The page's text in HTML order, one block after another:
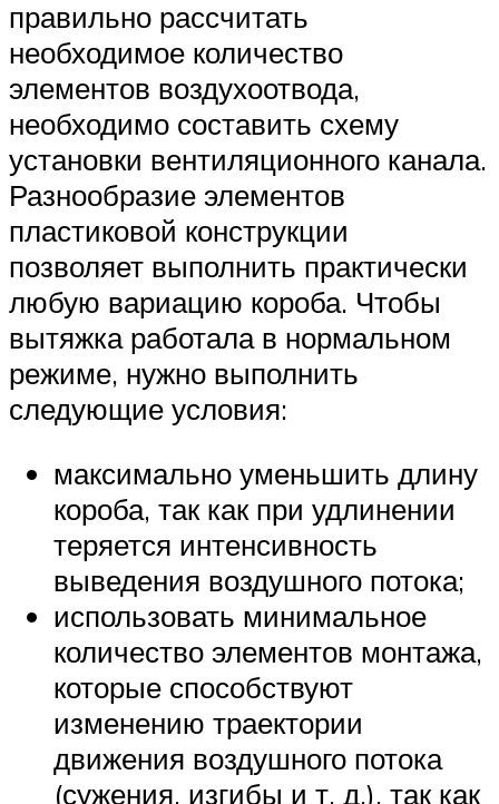
правильно рассчитать
необходимое количество
элементов воздухоотвода,
необходимо составить схему
установки вентиляционного канала.
Разнообразие элементов
пластиковой конструкции
позволяет выполнить практически
любую вариацию короба. Чтобы
вытяжка работала в нормальном
режиме, нужно выполнить
следующие условия:
максимально уменьшить длину
короба, так как при удлинении
теряется интенсивность
выведения воздушного потока;
использовать минимальное
количество элементов монтажа,
которые способствуют
изменению траектории
движения воздушного потока
(сужения, изгибы и т. д.), так как